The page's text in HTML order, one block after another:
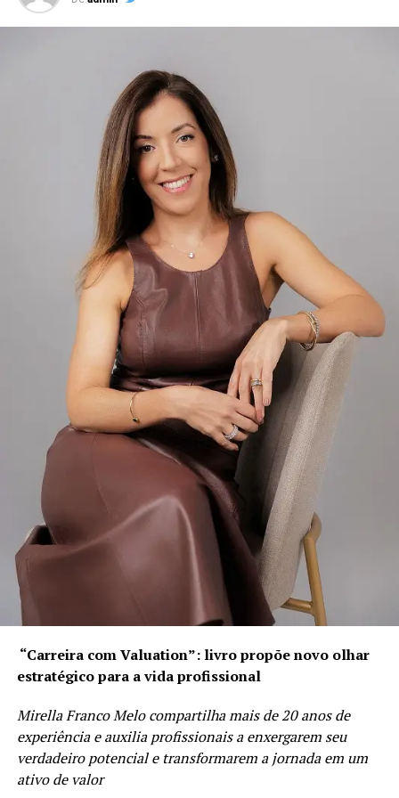
“Carreira com Valuation”: livro propõe novo olhar
estratégico para a vida profissional
Mirella Franco Melo compartilha mais de 20 anos de
experiência e auxilia profissionais a enxergarem seu
verdadeiro potencial e transformarem a jornada em um
ativo de valor